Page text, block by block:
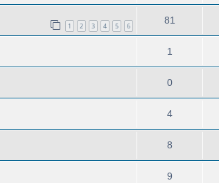
1 2 3 4 5 6
81
1
0
4
8
9